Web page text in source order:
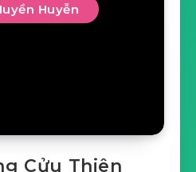
Huyễn
Cửu Thiên